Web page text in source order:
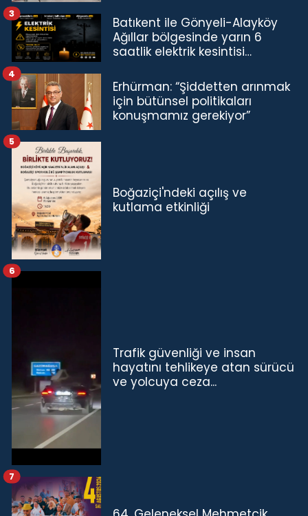
Batıkent ile Gönyeli-Alayköy
Ağıllar bölgesinde yarın 6
saatlik elektrik kesintisi…
3
Erhürman: “Şiddetten arınmak
için bütünsel politikaları
konuşmamız gerekiyor”
4
Boğaziçi'ndeki açılış ve
kutlama etkinliği
5
Trafik güvenliği ve insan
hayatını tehlikeye atan sürücü
ve yolcuya ceza...
6
7